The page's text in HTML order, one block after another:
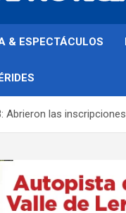
& ESPECTÁCULOS
Abrieron las